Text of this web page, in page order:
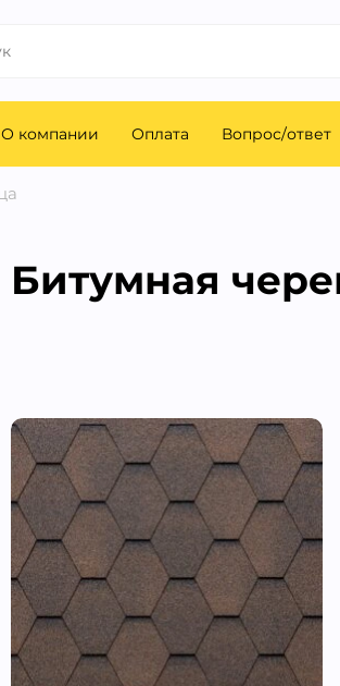
О компании Оплата Вопрос/ответ
Битумная